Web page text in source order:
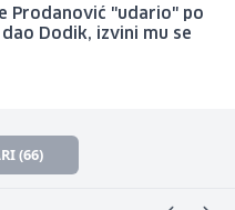
Prodanović "udario" po
dao Dodik, izvini mu se
(66)